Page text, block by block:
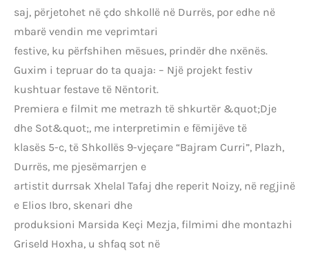
saj, përjetohet në çdo shkollë në Durrës, por edhe në
mbarë vendin me veprimtari
festive, ku përfshihen mësues, prindër dhe nxënës.
Guxim i tepruar do ta quaja: – Një projekt festiv
kushtuar festave të Nëntorit.
Premiera e filmit me metrazh të shkurtër &quot;Dje
dhe Sot&quot;, me interpretimin e fëmijëve të
klasës 5-c, të Shkollës 9-vjeçare “Bajram Curri”, Plazh,
Durrës, me pjesëmarrjen e
artistit durrsak Xhelal Tafaj dhe reperit Noizy, në regjinë
e Elios Ibro, skenari dhe
produksioni Marsida Keçi Mezja, filmimi dhe montazhi
Griseld Hoxha, u shfaq sot në